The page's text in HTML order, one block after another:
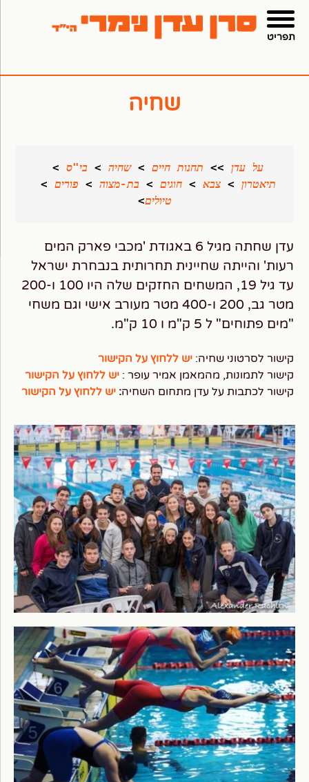
שחיה
על עדן >> תחנות חיים > שחיה > בי"ס >
תיאטרון > צבא > חוגים > בת-מצוה > פורים >
טיולים>
עדן שחתה מגיל 6 באגודת 'מכבי פארק המים
רעות' והייתה שחיינית תחרותית בנבחרת ישראל
עד גיל 19, המשחים החזקים שלה היו 100 ו-200
מטר גב, 200 ו-400 מטר מעורב אישי וגם משחי
"מים פתוחים" ל 5 ק"מ ו 10 ק"מ.
קישור לסרטוני שחיה:יש ללחוץ על הקישור
קישור לתמונות, מהמאמן אמיר עופר :יש ללחוץ על הקישור
קישור לכתבות על עדן מתחום השחיה:יש ללחוץ על הקישור
תפריט